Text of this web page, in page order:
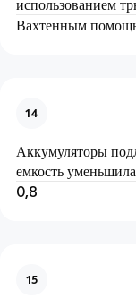
использованием
Вахтенным
14
Аккумуляторы
емкость
0,8
15